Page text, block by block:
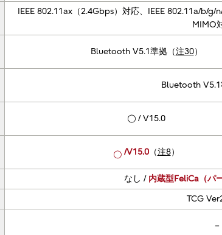
IEEE 802.11ax（2.4Gbps）対応、IEEE 802.11a/b/
MIMO
Bluetooth V5.1準拠（注30）
Bluetooth V5.1
/ V15.0
/V15.0（注8）
なし / 内蔵型FeliCa（パ
TCG
－